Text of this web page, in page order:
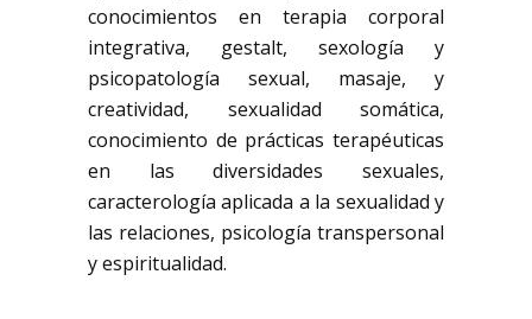
conocimientos en terapia corporal
integrativa, gestalt, sexología y
psicopatología sexual, masaje, y
creatividad, sexualidad somática,
conocimiento de prácticas terapéuticas
en las diversidades sexuales,
caracterología aplicada a la sexualidad y
las relaciones, psicología transpersonal
y espiritualidad.